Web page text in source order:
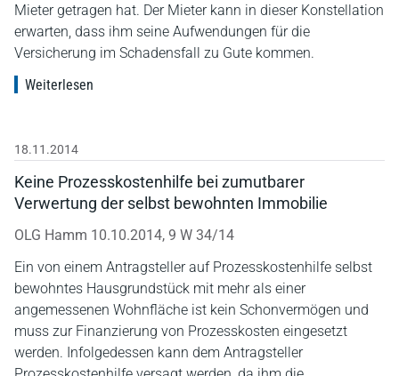
Mieter getragen hat. Der Mieter kann in dieser Konstellation
erwarten, dass ihm seine Aufwendungen für die
Versicherung im Schadensfall zu Gute kommen.
Weiterlesen
18.11.2014
Keine Prozesskostenhilfe bei zumutbarer
Verwertung der selbst bewohnten Immobilie
OLG Hamm 10.10.2014, 9 W 34/14
Ein von einem Antragsteller auf Prozesskostenhilfe selbst
bewohntes Hausgrundstück mit mehr als einer
angemessenen Wohnfläche ist kein Schonvermögen und
muss zur Finanzierung von Prozesskosten eingesetzt
werden. Infolgedessen kann dem Antragsteller